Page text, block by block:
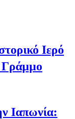
Ιερό
Γράμμο
Ιαπωνία: